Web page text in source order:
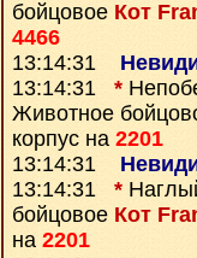
бойцовое Кот
4466
13:14:31
13:14:31 *
Животное
корпус на 2201
13:14:31
13:14:31 *
бойцовое Кот
на 2201